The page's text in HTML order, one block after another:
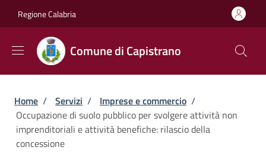
Regione Calabria
Comune di Capistrano
Briciole di pane
Home / Servizi / Imprese e commercio /
Occupazione di suolo pubblico per svolgere attività non
imprenditoriali e attività benefiche: rilascio della
concessione